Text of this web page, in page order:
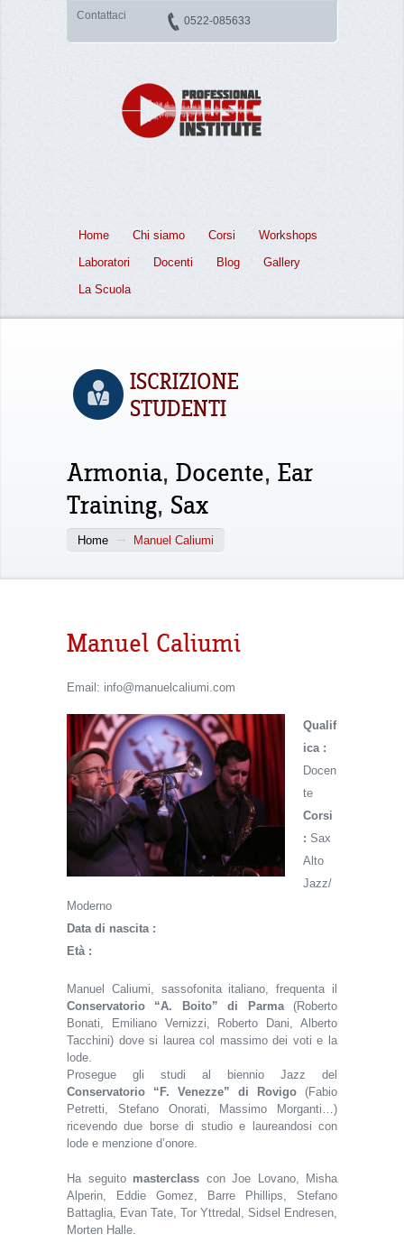
Contattaci 0522-085633
Home Chi siamo Corsi
Workshops
Laboratori
Docenti Blog
Gallery
La Scuola
ISCRIZIONE
STUDENTI
Armonia, Docente, Ear
Training, Sax
Home Manuel Caliumi
Manuel Caliumi
Email: info@manuelcaliumi.com
Qualif
ica :
Docen
te
Corsi
: Sax
Alto
Jazz/
Moderno
Data di nascita :
Età :
Manuel Caliumi, sassofonita italiano, frequenta il
Conservatorio “A. Boito” di Parma(Roberto
Bonati, Emiliano Vernizzi, Roberto Dani, Alberto
Tacchini) dove si laurea col massimo dei voti e la
lode.
Prosegue gli studi al biennio Jazz del
Conservatorio “F. Venezze” di Rovigo (Fabio
Petretti, Stefano Onorati, Massimo Morganti…)
ricevendo due borse di studio e laureandosi con
lode e menzione d’onore.
Ha seguito masterclass con Joe Lovano, Misha
Alperin, Eddie Gomez, Barre Phillips, Stefano
Battaglia, Evan Tate, Tor Yttredal, Sidsel Endresen,
Morten Halle.